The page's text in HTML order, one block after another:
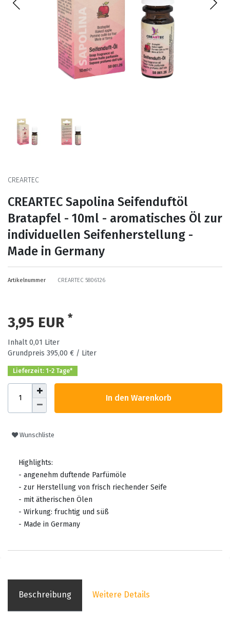
CREARTEC
CREARTEC Sapolina Seifenduftöl
Bratapfel - 10ml - aromatisches Öl zur
individuellen Seifenherstellung -
Made in Germany
Artikelnummer CREARTEC 5806126
3,95 EUR *
Inhalt0,01 Liter
Grundpreis 395,00 € / Liter
Lieferzeit: 1-2 Tage*
In den Warenkorb
Wunschliste
Highlights:
- angenehm duftende Parfümöle
- zur Herstellung von frisch riechender Seife
- mit ätherischen Ölen
- Wirkung: fruchtig und süß
- Made in Germany
Beschreibung Weitere Details